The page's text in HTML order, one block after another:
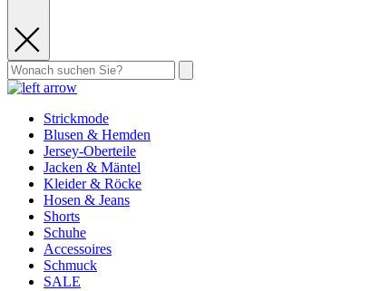
Strickmode
Blusen & Hemden
Jersey-Oberteile
Jacken & Mäntel
Kleider & Röcke
Hosen & Jeans
Shorts
Schuhe
Accessoires
Schmuck
SALE